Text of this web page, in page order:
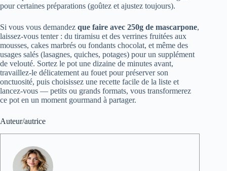
pour certaines préparations (goûtez et ajustez toujours).
Si vous vous demandez que faire avec 250g de mascarpone,
laissez-vous tenter : du tiramisu et des verrines fruitées aux
mousses, cakes marbrés ou fondants chocolat, et même des
usages salés (lasagnes, quiches, potages) pour un supplément
de velouté. Sortez le pot une dizaine de minutes avant,
travaillez-le délicatement au fouet pour préserver son
onctuosité, puis choisissez une recette facile de la liste et
lancez-vous — petits ou grands formats, vous transformerez
ce pot en un moment gourmand à partager.
Auteur/autrice